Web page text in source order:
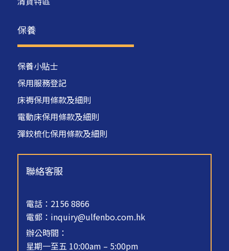
保養
保養小貼士
保用服務登記
床褥保用條款及細則
電動床保用條款及細則
彈鉸梳化保用條款及細則
聯絡客服
電話：2156 8866
電郵： inquiry@ulfenbo.com.hk
辦公時間：
星期一至五 10:00am – 5:00pm